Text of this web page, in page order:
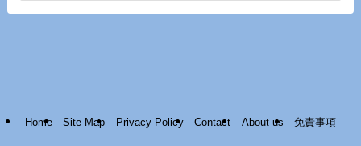
カ
Home Site Map Privacy Policy Contact About us 免責事項